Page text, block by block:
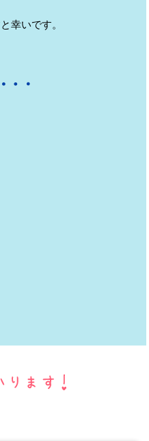
幸いです。